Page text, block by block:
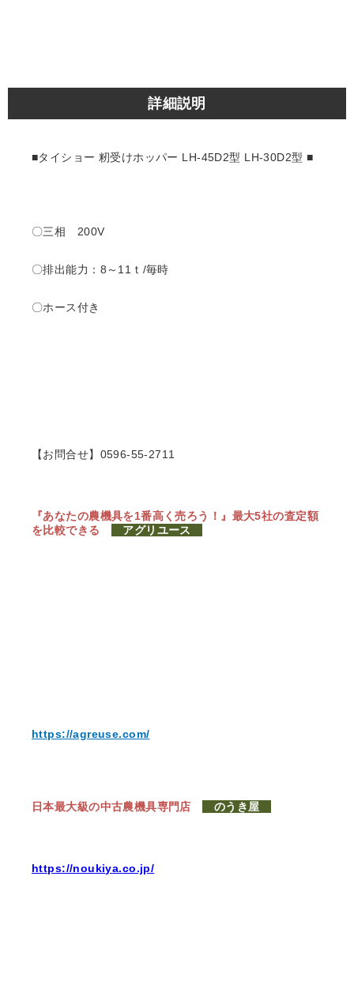
詳細説明
■タイショー 籾受けホッパー LH-45D2型 LH-30D2型 ■
〇三相 200V
〇排出能力：8～11ｔ/毎時
〇ホース付き
【お問合せ】0596-55-2711
『あなたの農機具を1番高く売ろう！』 最大5社の査定額
を比較できる
アグリユース
https://agreuse.com/
日本最大級の中古農機具専門店 のうき屋
https://noukiya.co.jp/